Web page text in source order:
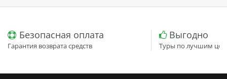
Безопасная оплата
Гарантия возврата средств
Выгодно
Туры по лучшим